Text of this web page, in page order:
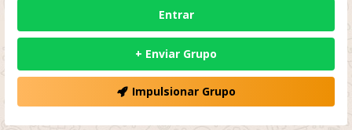
Entrar
+ Enviar Grupo
Impulsionar Grupo